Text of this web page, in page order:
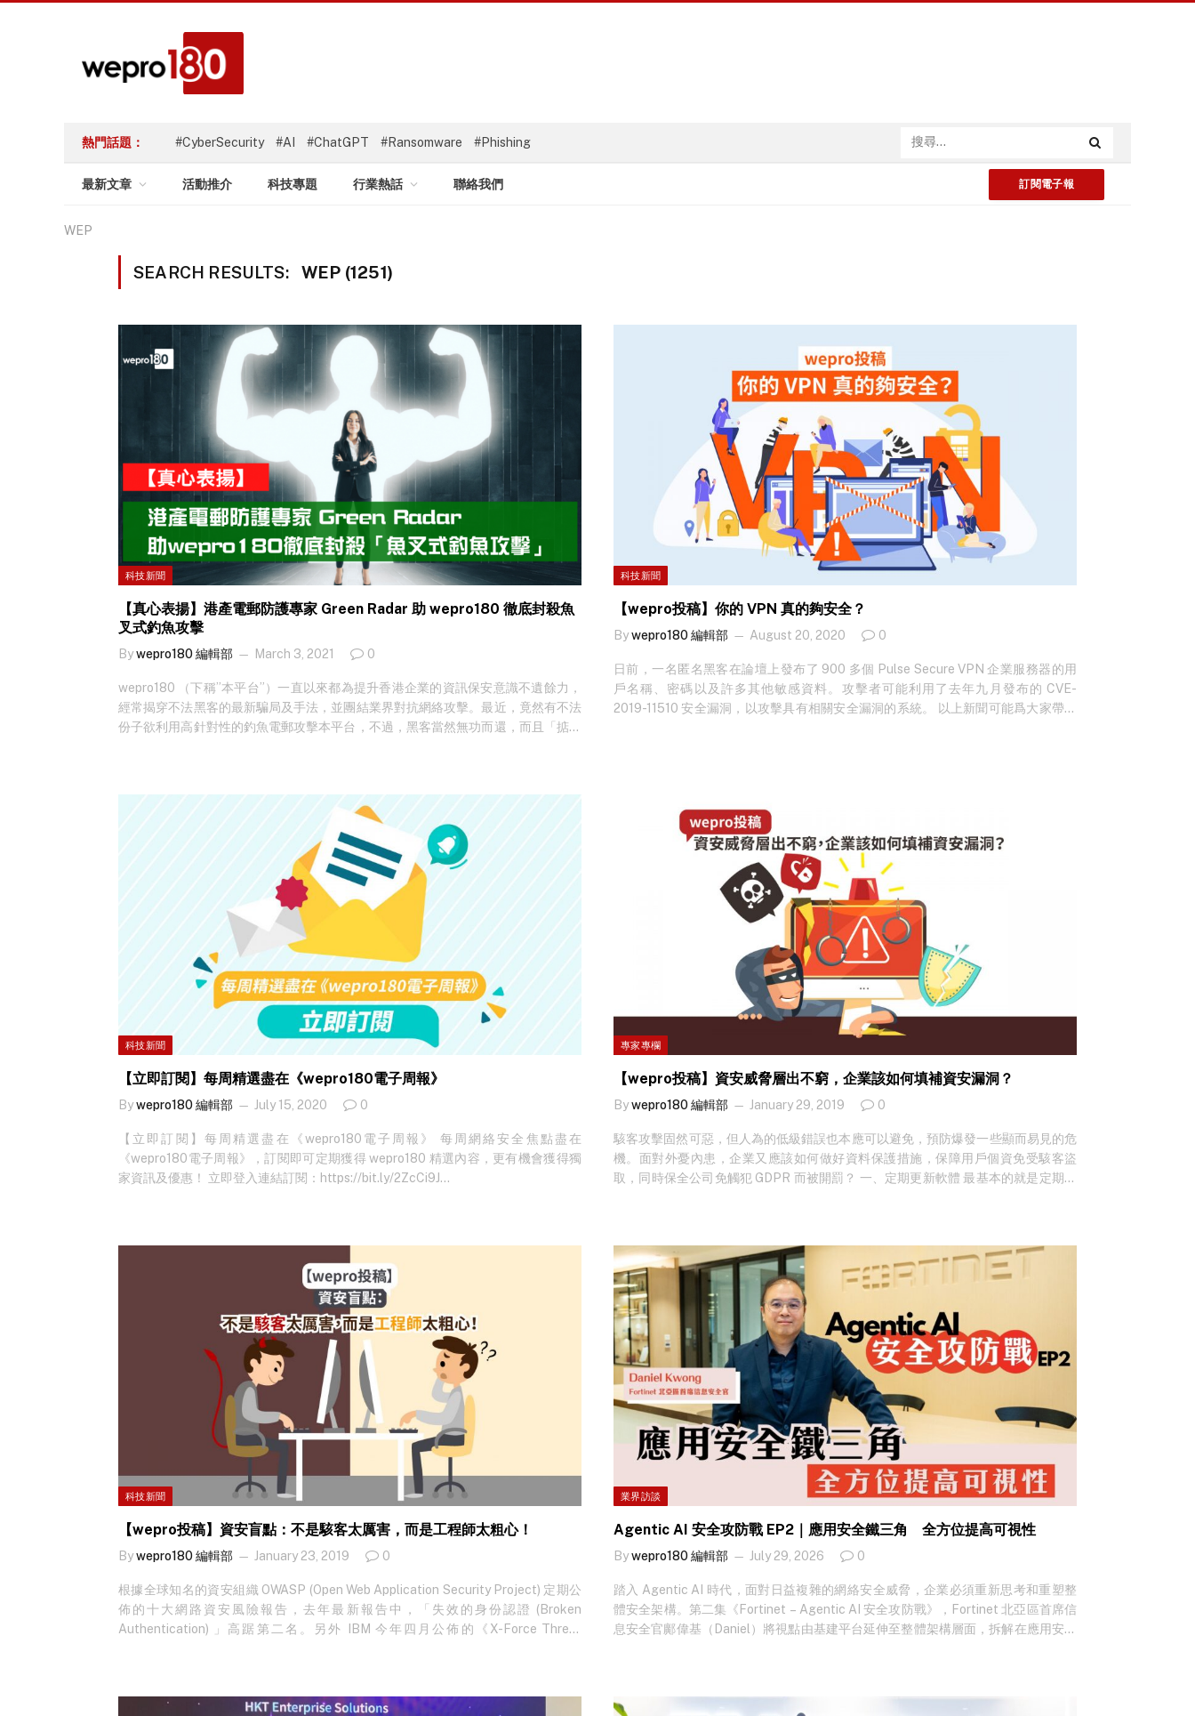
熱門話題： #CyberSecurity #AI #ChatGPT #Ransomware #Phishing
最新文章 活動推介 科技專題 行業熱話 聯絡我們 訂閱電子報
WEP
SEARCH RESULTS: WEP (1251)
科技新聞
【真心表揚】港產電郵防護專家 Green Radar 助 wepro180 徹底封殺魚
叉式釣魚攻擊
Bywepro180 編輯部 March 3, 2021 0
wepro180 （下稱”本平台”）一直以來都為提升香港企業的資訊保安意識不遺餘力，
經常揭穿不法黑客的最新騙局及手法，並團結業界對抗網絡攻擊。最近，竟然有不法
份子欲利用高針對性的釣魚電郵攻擊本平台，不過，黑客當然無功而還，而且「掂都
前有專人針對目標進行過內容調整，可謂居心叵測。不過，雖然黑客手法看似高明，
卻完全無法接觸本平台任何人士，因為GR早在該釣魚電郵進入本平台的電郵系統前
識破黑客的詭計，把該釣魚電郵徹底隔離於千里之外。 而且GR的隔離中心專員，亦
極速向本平台的IT部發出警示，更貼心地拆解黑客是次攻擊的手段，非常抵讚！ 就
此，本平台訪問了Green Radar安全業務策略執行副總裁林德齡(Andrew Lam)，講解
GR到底利用了甚麼技術，輕鬆擊退不法份子。Andrew解釋，這種電郵攻擊名為「魚
叉式釣魚攻擊」，相比以往一般釣魚攻擊的「廣撒漁網」方式，魚叉式釣魚攻擊近年
備受黑客傾睞，它最大的特點是具有針對性，可大大提高「上釣率」，以竊取個人資
料爲主要目標，譬如今次攻擊就假冒本平台的雲端服務商，發送相關通知電郵給本平
台的員工，誘使員工進入其精心炮製的釣魚網站，以盜取帳號資料。無論是電郵中的
內容或是網站，都爲本平台度身訂造的內容。 為讓大家更容易理解黑客的手法，本平
台決定公開該釣魚電郵的真身，以下為假如沒有GR保護下，在 outlook 看到的畫
面： 可見黑客假冒的雲端服務商，以收取新電郵爲由，誘騙收件人登入連結。 假如
收件人不小心點擊電郵中的連結，便會進入像真度極高的假冒雲端服務商登入界面，
誘使用家輸入密碼資料。 Andrew 亦指出，針對此類攻擊，Green Radar grMail 電郵
安全解決方案可提供三重防護，第一層由grMail深度學習模型剖析電郵內容及網站，
科技新聞
【wepro投稿】你的 VPN 真的夠安全？
Bywepro180 編輯部 August 20, 2020 0
日前，一名匿名黑客在論壇上發布了 900 多個 Pulse Secure VPN 企業服務器的用
戶名稱、密碼以及許多其他敏感資料。攻擊者可能利用了去年九月發布的 CVE-
2019-11510 安全漏洞，以攻擊具有相關安全漏洞的系統。 以上新聞可能爲大家帶來
近期較熱門的事例便有三菱電機 VPN 攻擊和…
科技新聞
【立即訂閱】每周精選盡在《wepro180電子周報》
Bywepro180 編輯部 July 15, 2020 0
【立即訂閱】每周精選盡在《wepro180電子周報》 每周網絡安全焦點盡在
《wepro180電子周報》，訂閱即可定期獲得 wepro180 精選內容，更有機會獲得獨
家資訊及優惠！ 立即登入連結訂閱：https://bit.ly/2ZcCi9J
專家專欄
【wepro投稿】資安威脅層出不窮，企業該如何填補資安漏洞？
Bywepro180 編輯部 January 29, 2019 0
駭客攻擊固然可惡，但人為的低級錯誤也本應可以避免，預防爆發一些顯而易見的危
機。面對外憂內患，企業又應該如何做好資料保護措施，保障用戶個資免受駭客盜
取，同時保全公司免觸犯 GDPR 而被開罰？ 一、定期更新軟體 最基本的就是定期更
資安問題的第二大主因，而要做好身份認證這一步驟，除了傳統輸入密碼以外，現時
已經有很多加強保安的驗證方式，比如雙重認證 (Two-factor Authentication, 2FA)
讓用戶輸入密碼後需要加上第二重認證步驟，常見的工具有： TOTP (Time-Based
One Time Password)：透過時間因素產生不一樣的一次性密碼，像是 Google…
科技新聞
【wepro投稿】資安盲點：不是駭客太厲害，而是工程師太粗心！
Bywepro180 編輯部 January 23, 2019 0
根據全球知名的資安組織 OWASP (Open Web Application Security Project) 定期公
佈的十大網路資安風險報告，去年最新報告中，「失效的身份認證 (Broken
Authentication) 」高踞第二名。另外 IBM 今年四月公佈的《X-Force Threat
業界訪談
Agentic AI 安全攻防戰 EP2｜應用安全鐵三角 全方位提高可視性
Bywepro180 編輯部 July 29, 2026 0
踏入 Agentic AI 時代，面對日益複雜的網絡安全威脅，企業必須重新思考和重塑整
體安全架構。第二集《Fortinet – Agentic AI 安全攻防戰》，Fortinet 北亞區首席信
息安全官鄺偉基（Daniel）將視點由基建平台延伸至整體架構層面，拆解在應用安全
（Infrastructure）、應用（Application）以及數據與治理（Data and…